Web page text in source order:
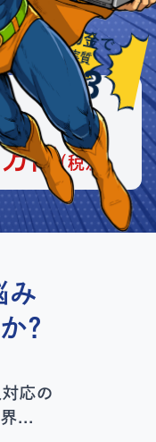
で
万円（税別）
補助金で
実質
1 3
み
？
対応の
界...